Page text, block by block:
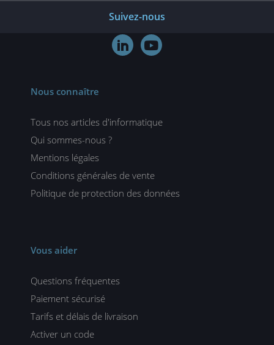
Suivez-nous
 
Nous connaître
Tous nos articles d'informatique
Qui sommes-nous ?
Mentions légales
Conditions générales de vente
Politique de protection des données
Vous aider
Questions fréquentes
Paiement sécurisé
Tarifs et délais de livraison
Activer un code